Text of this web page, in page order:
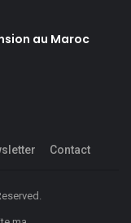
au Maroc
Contact